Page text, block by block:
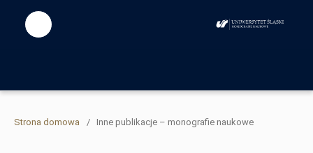
Strona domowa / Inne publikacje – monografie naukowe